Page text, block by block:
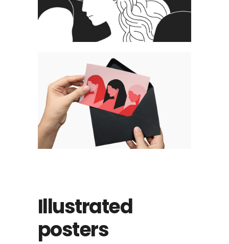
Illustrated
posters